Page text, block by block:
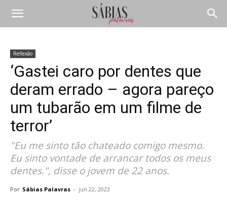
Reflexão
‘Gastei caro por dentes que
deram errado – agora pareço
um tubarão em um filme de
terror’
"Eu me sinto tão chateado comigo mesmo.
Eu sinto vontade de arrancar todos os meus
dentes.", disse o jovem de 22 anos.
Por Sábias Palavras - jun 22, 2023